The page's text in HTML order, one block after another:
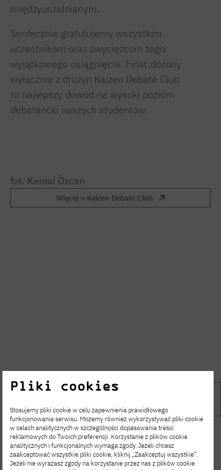
międzyuczelnianym.
Serdecznie gratulujemy wszystkim
uczestnikom oraz zwycięzcom tego
wyjątkowego osiągnięcia. Finał złożony
wyłącznie z drużyn Kaizen Debate Club
to najlepszy dowód na wysoki poziom
debatancki naszych studentów.
fot. Kemal Özcan
Więcej o Kaizen Debate Club
Pliki cookies
Stosujemy pliki cookie w celu zapewnienia prawidłowego
funkcjonowania serwisu. Możemy również wykorzystywać pliki cookie
w celach analitycznych w szczególności dopasowania treści
reklamowych do Twoich preferencji. Korzystanie z plików cookie
analitycznych i funkcjonalnych wymaga zgody. Jeżeli chcesz
zaakceptować wszystkie pliki cookie, kliknij „Zaakceptuj wszystkie”.
Jeżeli nie wyrażasz zgody na korzystanie przez nas z plików cookie